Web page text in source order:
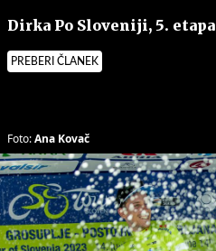
Dirka Po Sloveniji, 5. etapa
PREBERI ČLANEK
Foto:Ana Kovač